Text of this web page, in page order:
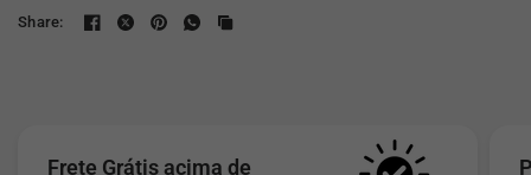
Share:
Frete Grátis acima de